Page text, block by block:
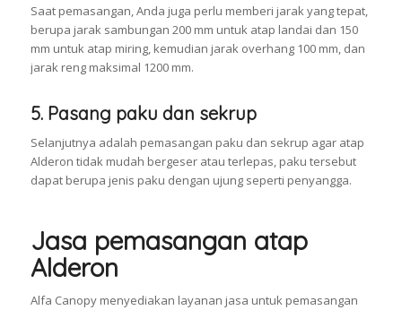
Saat pemasangan, Anda juga perlu memberi jarak yang tepat,
berupa jarak sambungan 200 mm untuk atap landai dan 150
mm untuk atap miring, kemudian jarak overhang 100 mm, dan
jarak reng maksimal 1200 mm.
5. Pasang paku dan sekrup
Selanjutnya adalah pemasangan paku dan sekrup agar atap
Alderon tidak mudah bergeser atau terlepas, paku tersebut
dapat berupa jenis paku dengan ujung seperti penyangga.
Jasa pemasangan atap
Alderon
Alfa Canopy menyediakan layanan jasa untuk pemasangan